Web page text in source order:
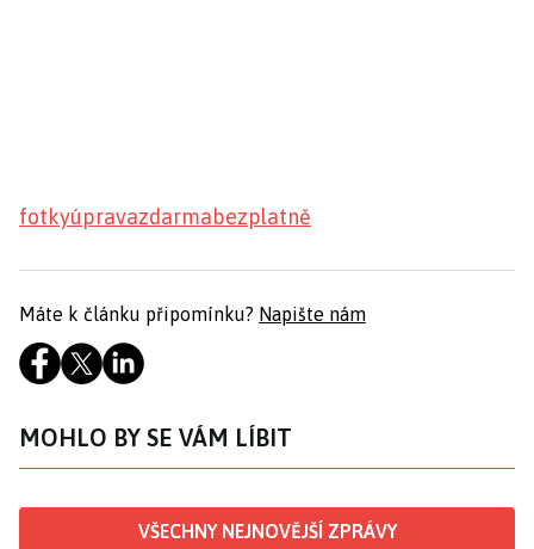
fotkyúpravazdarmabezplatně
Máte k článku připomínku? Napište nám
MOHLO BY SE VÁM LÍBIT
VŠECHNY NEJNOVĚJŠÍ ZPRÁVY